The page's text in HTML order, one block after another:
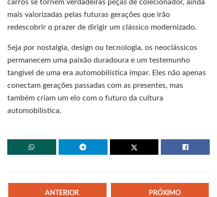
carros se tornem verdadeiras peças de colecionador, ainda
mais valorizadas pelas futuras gerações que irão
redescobrir o prazer de dirigir um clássico modernizado.
Seja por nostalgia, design ou tecnologia, os neoclássicos
permanecem uma paixão duradoura e um testemunho
tangível de uma era automobilística ímpar. Eles não apenas
conectam gerações passadas com as presentes, mas
também criam um elo com o futuro da cultura
automobilística.
ANTERIOR PRÓXIMO